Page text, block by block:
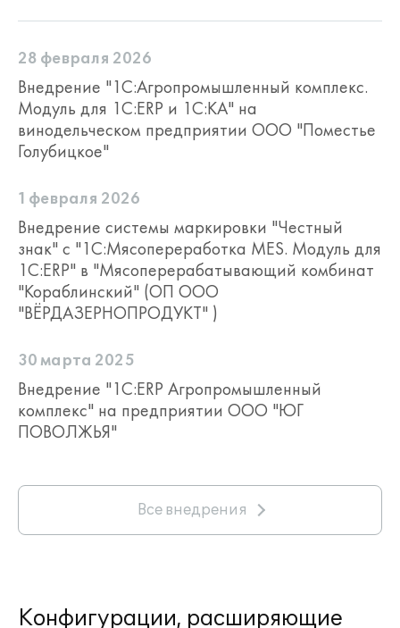
28 февраля 2026
Внедрение "1С:Агропромышленный комплекс.
Модуль для 1С:ERP и 1С:КА" на
винодельческом предприятии ООО "Поместье
Голубицкое"
1 февраля 2026
Внедрение системы маркировки "Честный
знак" с "1С:Мясопереработка MES. Модуль для
1С:ERP" в "Мясоперерабатывающий комбинат
"Кораблинский" (ОП ООО
"ВЁРДАЗЕРНОПРОДУКТ" )
30 марта 2025
Внедрение "1С:ERP Агропромышленный
комплекс" на предприятии ООО "ЮГ
ПОВОЛЖЬЯ"
Все внедрения
Конфигурации, расширяющие